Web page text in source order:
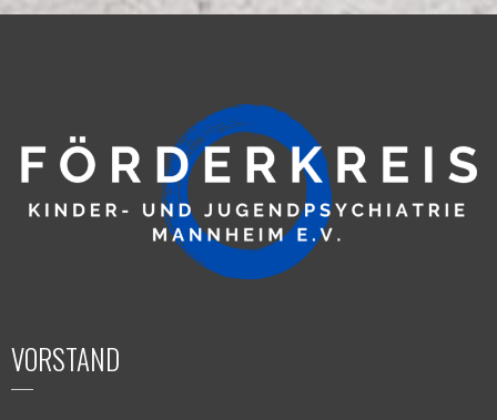
VORSTAND